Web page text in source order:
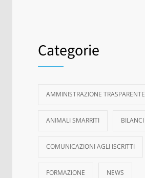
Categorie
AMMINISTRAZIONE TRASPARENTE
ANIMALI SMARRITI BILANCI
COMUNICAZIONI AGLI ISCRITTI
FORMAZIONE NEWS